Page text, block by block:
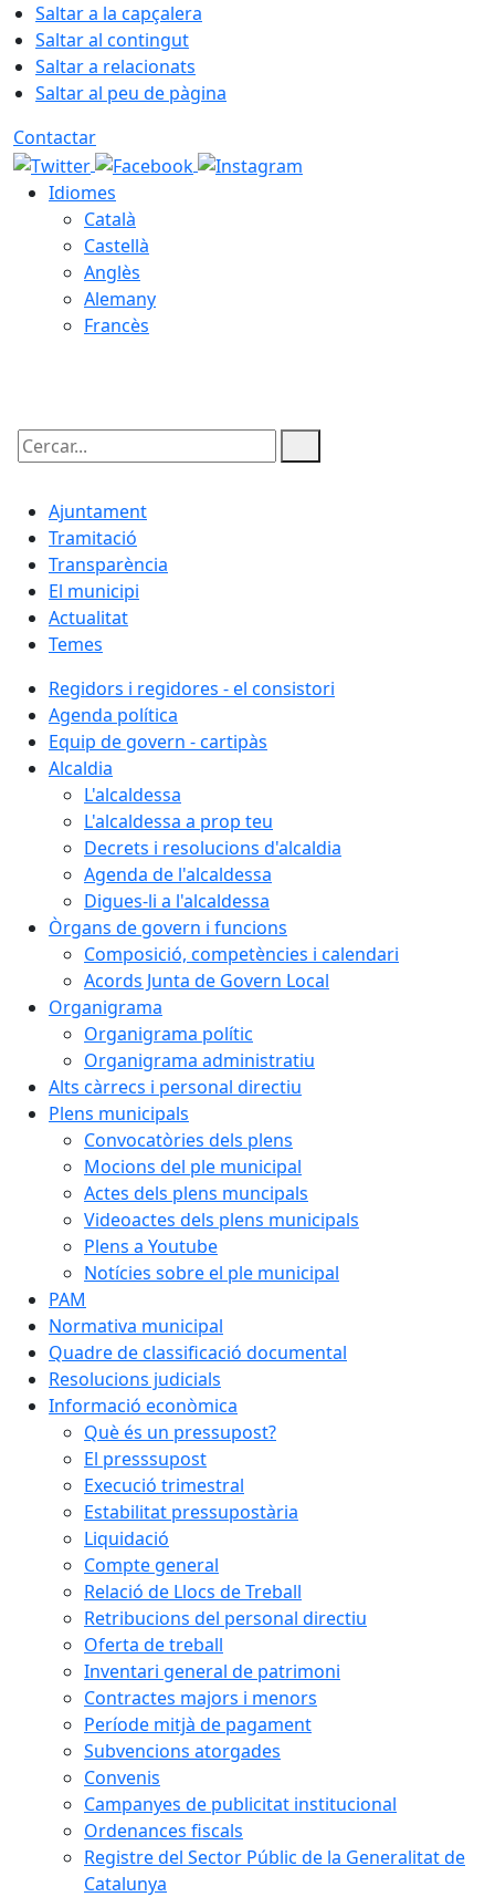
Saltar a la capçalera
Saltar al contingut
Saltar a relacionats
Saltar al peu de pàgina
Contactar
Idiomes
Català
Castellà
Anglès
Alemany
Francès
Cercar:
Ajuntament
Tramitació
Transparència
El municipi
Actualitat
Temes
Regidors i regidores - el consistori
Agenda política
Equip de govern - cartipàs
Alcaldia
L'alcaldessa
L'alcaldessa a prop teu
Decrets i resolucions d'alcaldia
Agenda de l'alcaldessa
Digues-li a l'alcaldessa
Òrgans de govern i funcions
Composició, competències i calendari
Acords Junta de Govern Local
Organigrama
Organigrama polític
Organigrama administratiu
Alts càrrecs i personal directiu
Plens municipals
Convocatòries dels plens
Mocions del ple municipal
Actes dels plens muncipals
Videoactes dels plens municipals
Plens a Youtube
Notícies sobre el ple municipal
PAM
Normativa municipal
Quadre de classificació documental
Resolucions judicials
Informació econòmica
Què és un pressupost?
El presssupost
Execució trimestral
Estabilitat pressupostària
Liquidació
Compte general
Relació de Llocs de Treball
Retribucions del personal directiu
Oferta de treball
Inventari general de patrimoni
Contractes majors i menors
Període mitjà de pagament
Subvencions atorgades
Convenis
Campanyes de publicitat institucional
Ordenances fiscals
Registre del Sector Públic de la Generalitat de
Catalunya